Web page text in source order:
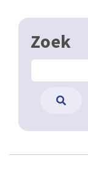
Zoek